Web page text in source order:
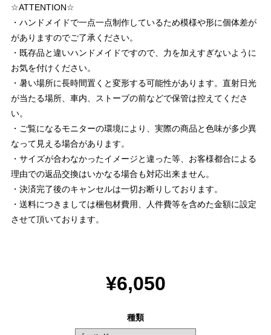
☆ATTENTION☆
・ハンドメイドで一点一点制作しているため模様や形に個体差が
がありますのでご了承ください。
・既存品と違いハンドメイドですので、力を加えすぎないように
お気を付けください。
・暑い場所に長時間置くと変形する可能性があります。直射日光
が当たる場所、車内、ストーブの前などで保管は控えてくださ
い。
・ご覧になるモニターの環境により、実際の商品と色味が多少異
なって見える場合があります。
・サイズが合わなかったイメージと違った等、お客様都合による
理由での返品交換はいかなる場合も対応出来ません。
・決済完了後のキャンセルは一切お断りしております。
・送料につきましては梱包材費用、人件費等を含めた金額に設定
させて頂いております。
¥6,050
種類